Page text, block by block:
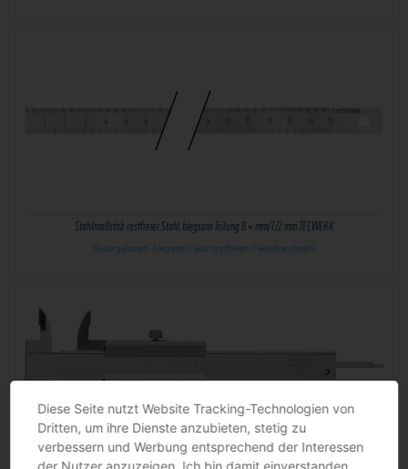
Stahlmaßstab rostfreier Stahl biegsam Teilung B = mm/1/2 mm TECWERK
Skala gelasert · biegsam · aus rostfreiem Federbandstahl
Diese Seite nutzt Website Tracking-Technologien von
Dritten, um ihre Dienste anzubieten, stetig zu
verbessern und Werbung entsprechend der Interessen
der Nutzer anzuzeigen. Ich bin damit einverstanden